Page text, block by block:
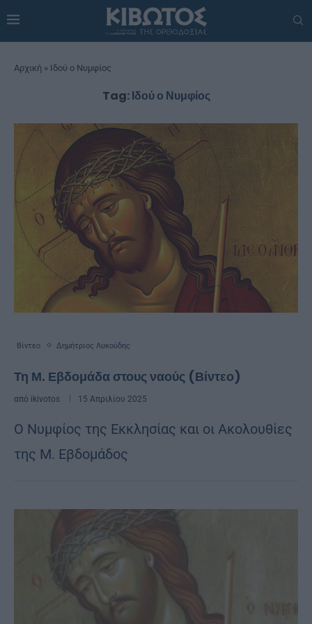
Αρχική » Ιδού ο Νυμφίος
Tag:Ιδού ο Νυμφίος
Βίντεο Δημήτριος Λυκούδης
Τη Μ. Εβδομάδα στους ναούς (Βίντεο)
από ikivotos 15 Απριλίου 2025
Ο Νυμφίος της Εκκλησίας και οι Ακολουθίες
της Μ. Εβδομάδος